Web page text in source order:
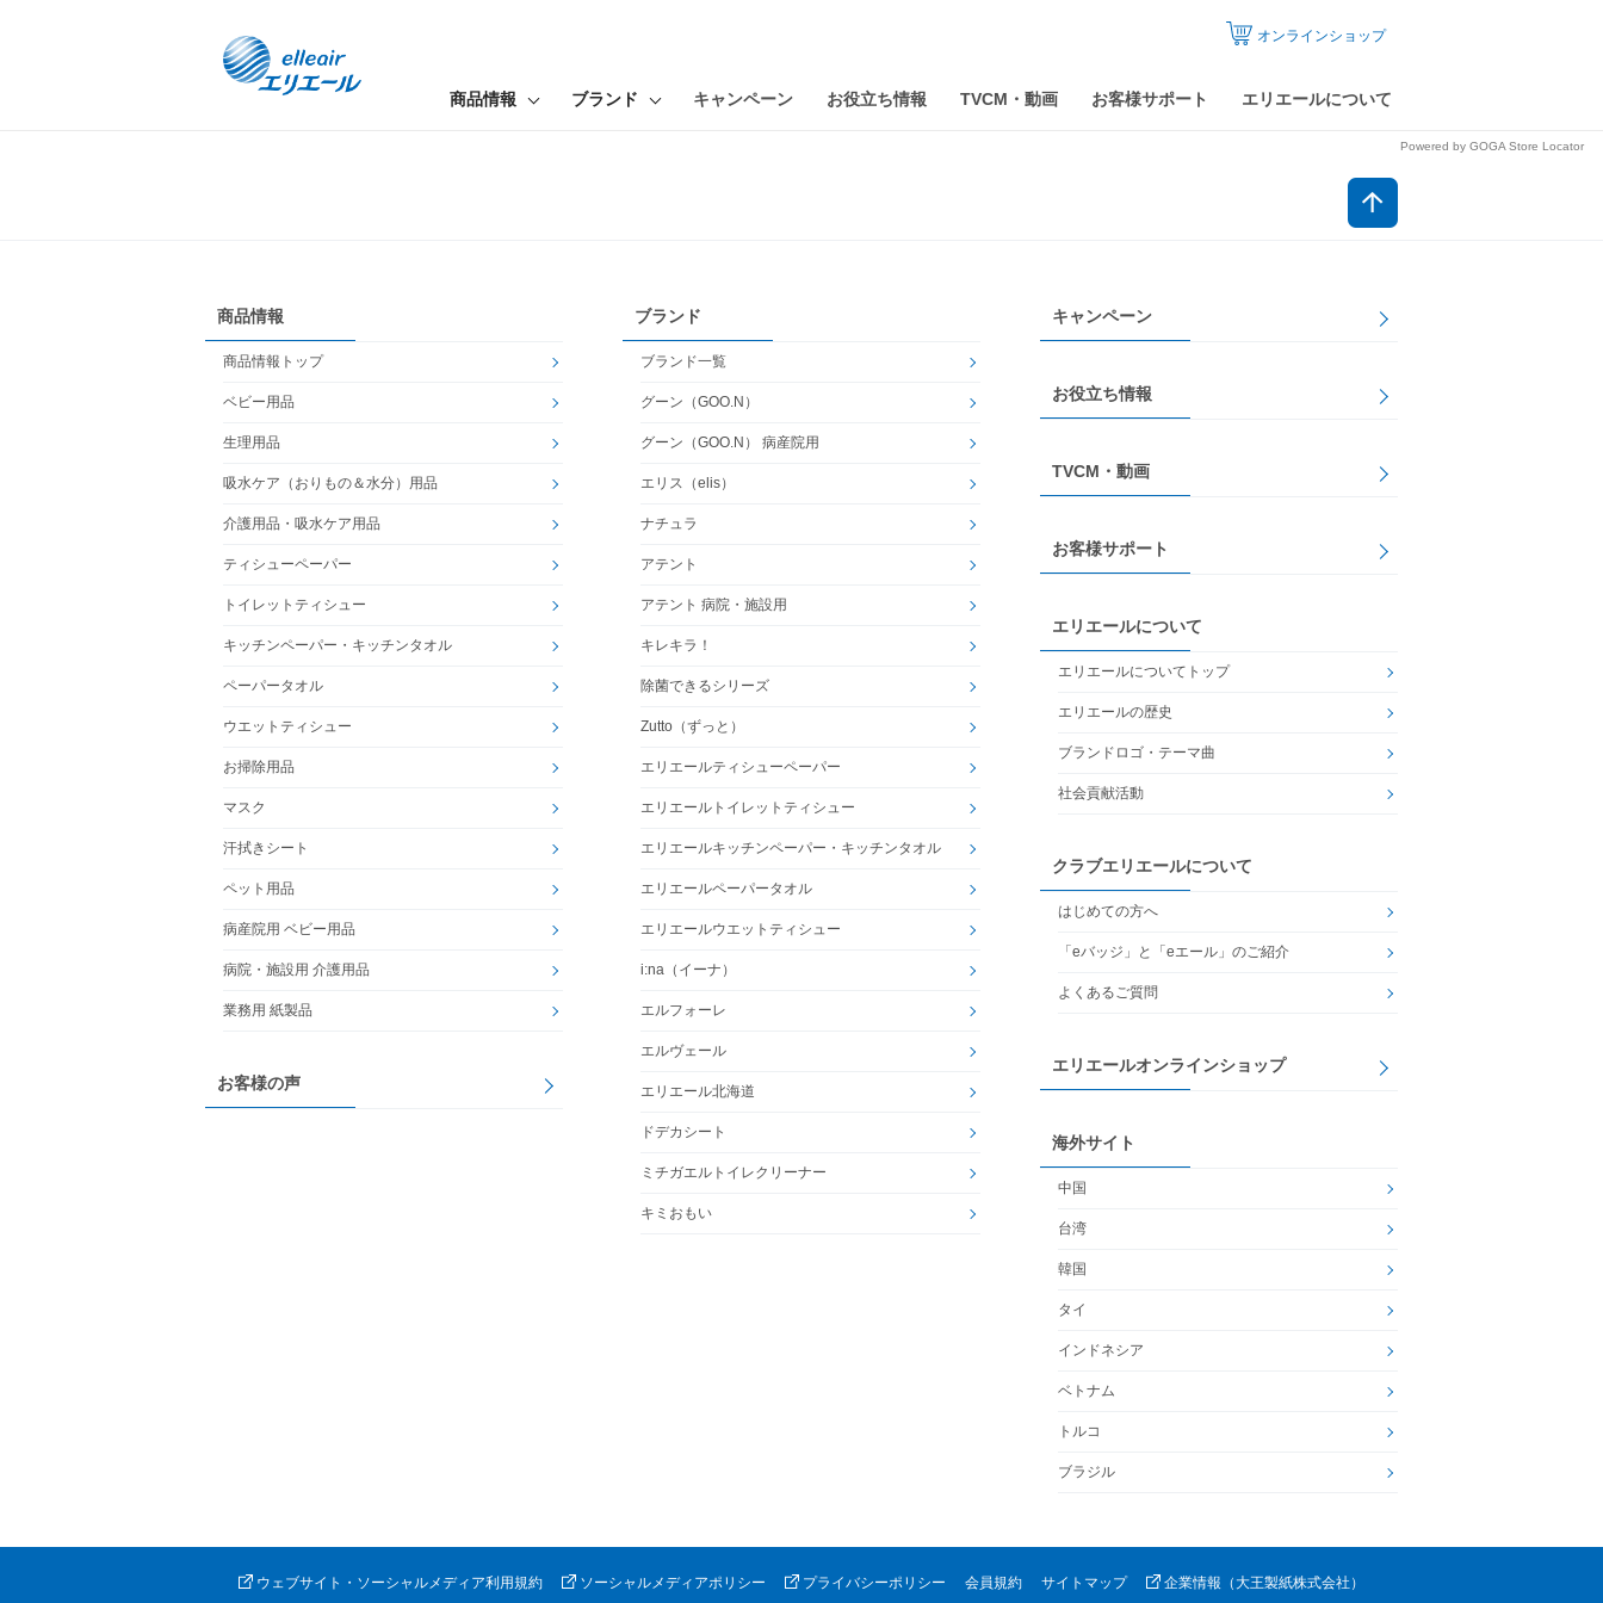
商品情報 ブランド キャンペーン お役立ち情報 TVCM・動画 お客様サポート エリエールについて
オンラインショップ
Powered by GOGA Store Locator
商品情報
商品情報トップ
ベビー用品
生理用品
吸水ケア（おりもの＆水分）用品
介護用品・吸水ケア用品
ティシューペーパー
トイレットティシュー
キッチンペーパー・キッチンタオル
ペーパータオル
ウエットティシュー
お掃除用品
マスク
汗拭きシート
ペット用品
病産院用 ベビー用品
病院・施設用 介護用品
業務用 紙製品
お客様の声
ブランド
ブランド一覧
グーン（GOO.N）
グーン（GOO.N） 病産院用
エリス（elis）
ナチュラ
アテント
アテント 病院・施設用
キレキラ！
除菌できるシリーズ
Zutto（ずっと）
エリエールティシューペーパー
エリエールトイレットティシュー
エリエールキッチンペーパー・キッチンタオル
エリエールペーパータオル
エリエールウエットティシュー
i:na（イーナ）
エルフォーレ
エルヴェール
エリエール北海道
ドデカシート
ミチガエルトイレクリーナー
キミおもい
キャンペーン
お役立ち情報
TVCM・動画
お客様サポート
エリエールについて
エリエールについてトップ
エリエールの歴史
ブランドロゴ・テーマ曲
社会貢献活動
クラブエリエールについて
はじめての方へ
「eバッジ」と「eエール」のご紹介
よくあるご質問
エリエールオンラインショップ
海外サイト
中国
台湾
韓国
タイ
インドネシア
ベトナム
トルコ
ブラジル
ウェブサイト・ソーシャルメディア利用規約 ソーシャルメディアポリシー プライバシーポリシー 会員規約 サイトマップ 企業情報（大王製紙株式会社）